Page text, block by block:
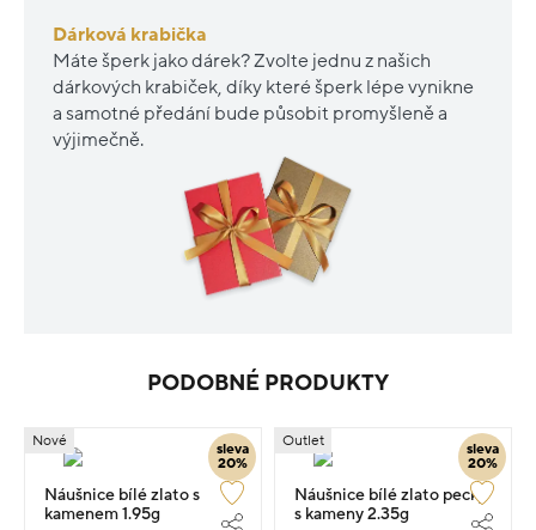
Dárková krabička
Máte šperk jako dárek? Zvolte jednu z našich
dárkových krabiček, díky které šperk lépe vynikne
a samotné předání bude působit promyšleně a
výjimečně.
PODOBNÉ PRODUKTY
sleva
20%
Nové
Náušnice bílé zlato s
kamenem 1.95g
sleva
20%
Outlet
Náušnice bílé zlato pecky
s kameny 2.35g